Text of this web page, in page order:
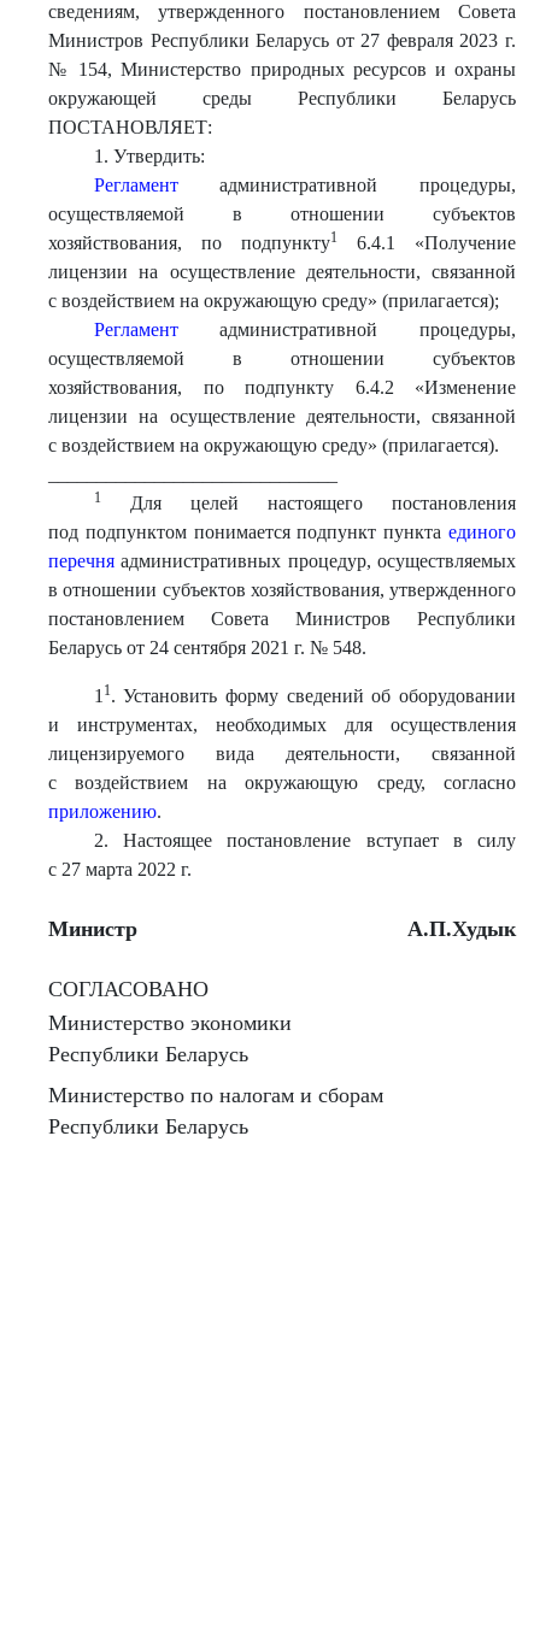
сведениям, утвержденного постановлением Совета
Министров Республики Беларусь от 27 февраля 2023 г.
№ 154, Министерство природных ресурсов и охраны
окружающей среды Республики Беларусь
ПОСТАНОВЛЯЕТ:
1. Утвердить:
Регламентадминистративной процедуры,
осуществляемой в отношении субъектов
хозяйствования, по подпункту1
6.4.1 «Получение
лицензии на осуществление деятельности, связанной
с воздействием на окружающую среду» (прилагается);
Регламентадминистративной процедуры,
осуществляемой в отношении субъектов
хозяйствования, по подпункту 6.4.2 «Изменение
лицензии на осуществление деятельности, связанной
с воздействием на окружающую среду» (прилагается).
1
Для целей настоящего постановления
под подпунктом понимается подпункт пункта единого
перечня административных процедур, осуществляемых
в отношении субъектов хозяйствования, утвержденного
постановлением Совета Министров Республики
Беларусь от 24 сентября 2021 г. № 548.
1 1. Установить форму сведений об оборудовании
и инструментах, необходимых для осуществления
лицензируемого вида деятельности, связанной
с воздействием на окружающую среду, согласно
приложению.
2. Настоящее постановление вступает в силу
с 27 марта 2022 г.
Министр А.П.Худык
СОГЛАСОВАНО
Министерство экономики
Республики Беларусь
Министерство по налогам и сборам
Республики Беларусь